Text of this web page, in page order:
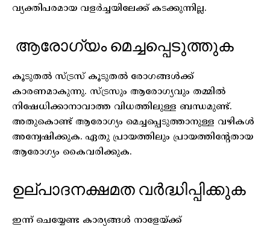
വ്യക്തിപരമായ വളർച്ചയിലേക്ക് കടക്കുന്നില്ല.
ആരോഗ്യം മെച്ചപ്പെടുത്തുക
കൂടുതൽ സ്ട്രസ് കൂടുതൽ രോഗങ്ങൾക്ക്
കാരണമാകുന്നു. സ്ട്രസും ആരോഗ്യവും തമ്മിൽ
നിഷേധിക്കാനാവാത്ത വിധത്തിലുള്ള ബന്ധമുണ്ട്.
അതുകൊണ്ട് ആരോഗ്യം മെച്ചപ്പെടുത്താനുള്ള വഴികൾ
അന്വേഷിക്കുക. ഏതു പ്രായത്തിലും പ്രായത്തിന്റേതായ
ആരോഗ്യം കൈവരിക്കുക.
ഉല്പാദനക്ഷമത വർദ്ധിപ്പിക്കുക
ഇന്ന് ചെയ്യേണ്ട കാര്യങ്ങൾ നാളേയ്ക്ക്